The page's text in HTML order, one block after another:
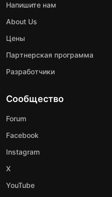
Напишите нам
About Us
Цены
Партнерская программа
Разработчики
Сообщество
Forum
Facebook
Instagram
X
YouTube